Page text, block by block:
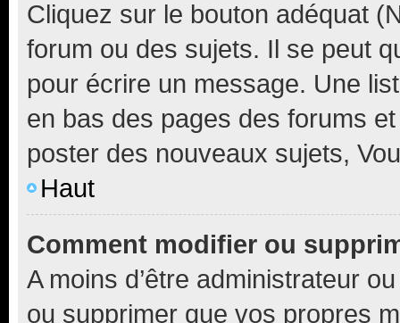
Cliquez sur le bouton adéquat
forum ou des sujets. Il se peut
pour écrire un message. Une
en bas des pages des forums
poster des nouveaux sujets,
Haut
Comment modifier ou
A moins d’être administrateur
ou supprimer que vos propres